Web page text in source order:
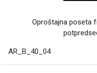
Oproštajna poseta
AR_B_40_04